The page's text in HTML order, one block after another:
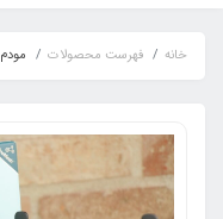
خانه فهرست محصولات مودم TP-LINK ARCHER MR-600